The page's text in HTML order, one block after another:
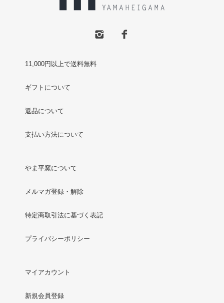
11,000円以上で送料無料
ギフトについて
返品について
支払い方法について
やま平窯について
メルマガ登録・解除
特定商取引法に基づく表記
プライバシーポリシー
マイアカウント
新規会員登録